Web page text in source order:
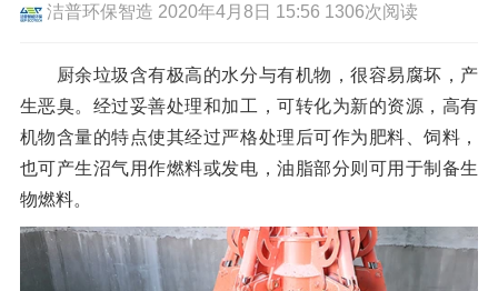
垃圾破袋机 移动式撕碎站
粉碎设备
环锤式粉碎机 鼓式粉碎机
轮胎钢丝分离机 通用型粉碎机
破碎设备
反击式破碎机 颚式破碎机
重型锤式破碎机 移动式破碎站
挤压成型设备
液压打包机
封闭式破碎系统 废轮胎热解系统
分选分离设备
服务支持
新闻资讯
走进洁普
联系我们
洁普环保智造 2020年4月8日 15:56 1306次阅读
厨余垃圾含有极高的水分与有机物，很容易腐坏，产
生恶臭。经过妥善处理和加工，可转化为新的资源，高有
机物含量的特点使其经过严格处理后可作为肥料、饲料，
也可产生沼气用作燃料或发电，油脂部分则可用于制备生
物燃料。